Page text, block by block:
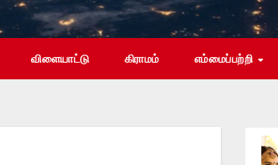
விளையாட்டு கிராமம் எம்மைப்பற்றி